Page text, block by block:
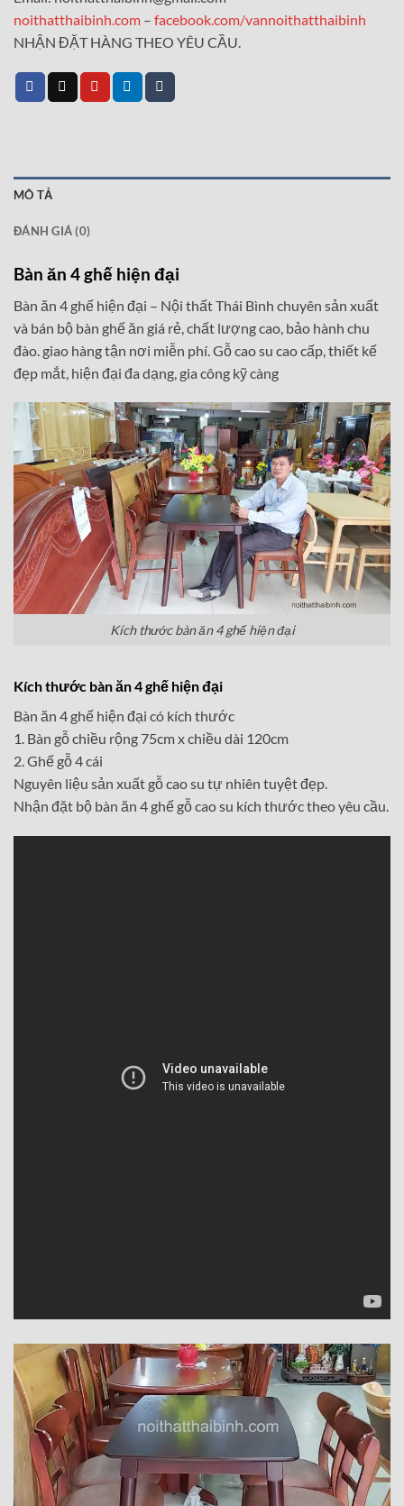
noithatthaibinh.com – facebook.com/vannoithatthaibinh
NHẬN ĐẶT HÀNG THEO YÊU CẦU.
MÔ TẢ
ĐÁNH GIÁ (0)
Bàn ăn 4 ghế hiện đại
Bàn ăn 4 ghế hiện đại – Nội thất Thái Bình chuyên sản xuất
và bán bộ bàn ghế ăn giá rẻ, chất lượng cao, bảo hành chu
đào. giao hàng tận nơi miễn phí. Gỗ cao su cao cấp, thiết kế
đẹp mắt, hiện đại đa dạng, gia công kỹ càng
Kích thước bàn ăn 4 ghế hiện đại
Kích thước bàn ăn 4 ghế hiện đại
Bàn ăn 4 ghế hiện đại có kích thước
1. Bàn gỗ chiều rộng 75cm x chiều dài 120cm
2. Ghế gỗ 4 cái
Nguyên liệu sản xuất gỗ cao su tự nhiên tuyệt đẹp.
Nhận đặt bộ bàn ăn 4 ghế gỗ cao su kích thước theo yêu cầu.